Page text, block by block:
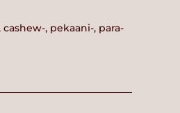
cashew-, pekaani-, para-